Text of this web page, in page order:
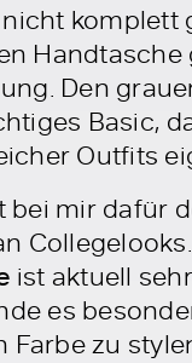
Den
Basic,
Outfits
bei mir dafür
ist aktuell
es
Farbe zu